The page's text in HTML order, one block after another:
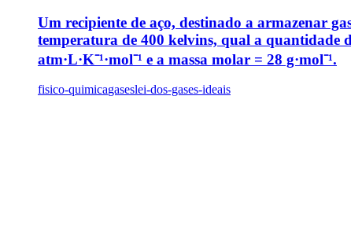
Um recipiente de aço, destinado a armazenar
temperatura de 400 kelvins, qual a quantidade
atm·L·K⁻¹·mol⁻¹ e a massa molar = 28 g·mol⁻¹.
fisico-quimicagaseslei-dos-gases-ideais